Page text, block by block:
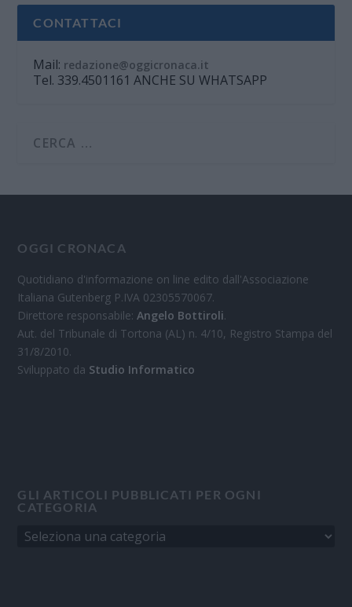
CONTATTACI
Mail: redazione@oggicronaca.it
Tel. 339.4501161 ANCHE SU WHATSAPP
OGGI CRONACA
Quotidiano d'informazione on line edito dall'Associazione
Italiana Gutenberg P.IVA 02305570067.
Direttore responsabile:Angelo Bottiroli.
Aut. del Tribunale di Tortona (AL) n. 4/10, Registro Stampa del
31/8/2010.
Sviluppato da Studio Informatico
GLI ARTICOLI PUBBLICATI PER OGNI
CATEGORIA